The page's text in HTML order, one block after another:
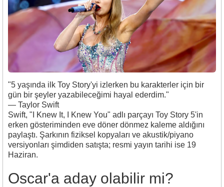
"5 yaşında ilk Toy Story'yi izlerken bu karakterler için bir
gün bir şeyler yazabileceğimi hayal ederdim."
— Taylor Swift
Swift, "I Knew It, I Knew You" adlı parçayı Toy Story 5'in
erken gösteriminden eve döner dönmez kaleme aldığını
paylaştı. Şarkının fiziksel kopyaları ve akustik/piyano
versiyonları şimdiden satışta; resmi yayın tarihi ise 19
Haziran.
Oscar'a aday olabilir mi?